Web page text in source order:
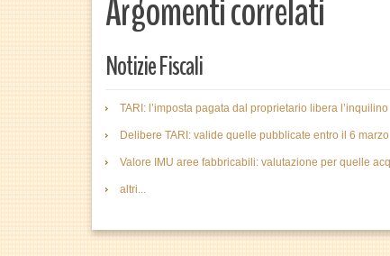
Argomenti correlati
Notizie Fiscali
TARI: l’imposta pagata dal proprietario libera l’inquilino
Delibere TARI: valide quelle pubblicate entro il 6 marzo
Valore IMU aree fabbricabili: valutazione per quelle
altri...